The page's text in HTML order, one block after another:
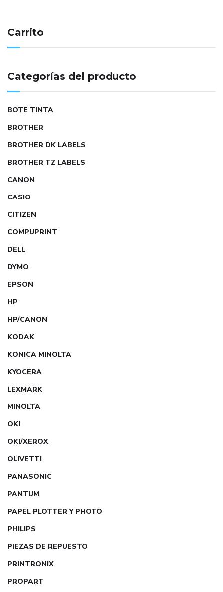
Carrito
Categorías del producto
BOTE TINTA
BROTHER
BROTHER DK LABELS
BROTHER TZ LABELS
CANON
CASIO
CITIZEN
COMPUPRINT
DELL
DYMO
EPSON
HP
HP/CANON
KODAK
KONICA MINOLTA
KYOCERA
LEXMARK
MINOLTA
OKI
OKI/XEROX
OLIVETTI
PANASONIC
PANTUM
PAPEL PLOTTER Y PHOTO
PHILIPS
PIEZAS DE REPUESTO
PRINTRONIX
PROPART